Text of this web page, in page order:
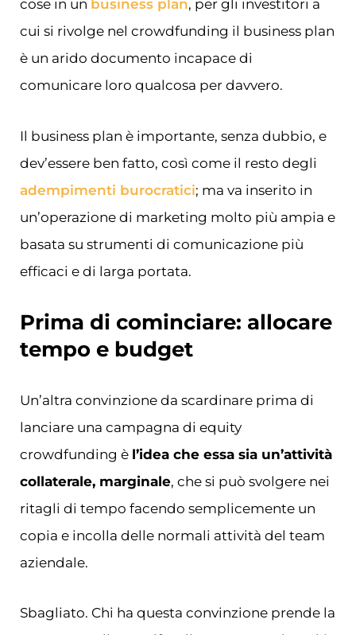
cose in un business plan, per gli investitori a
cui si rivolge nel crowdfunding il business plan
è un arido documento incapace di
comunicare loro qualcosa per davvero.
Il business plan è importante, senza dubbio, e
dev’essere ben fatto, così come il resto degli
adempimenti burocratici; ma va inserito in
un’operazione di marketing molto più ampia e
basata su strumenti di comunicazione più
efficaci e di larga portata.
Prima di cominciare: allocare
tempo e budget
Un’altra convinzione da scardinare prima di
lanciare una campagna di equity
crowdfunding è l’idea che essa sia un’attività
collaterale, marginale, che si può svolgere nei
ritagli di tempo facendo semplicemente un
copia e incolla delle normali attività del team
aziendale.
Sbagliato. Chi ha questa convinzione prende la